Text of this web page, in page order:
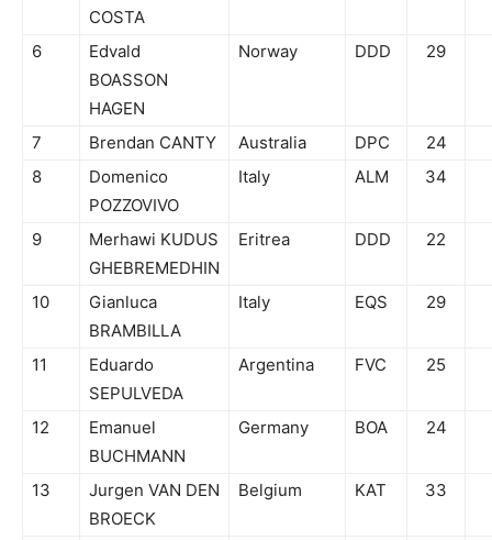
COSTA
6
Edvald
BOASSON
HAGEN
Norway DDD 29
7 Brendan CANTY Australia DPC
24
8
Domenico
POZZOVIVO
Italy ALM 34
9
Merhawi KUDUS
GHEBREMEDHIN
Eritrea DDD 22
10
Gianluca
BRAMBILLA
Italy EQS 29
11
Eduardo
SEPULVEDA
Argentina FVC 25
12
Emanuel
BUCHMANN
Germany BOA 24
13
Jurgen VAN DEN
BROECK
Belgium KAT 33